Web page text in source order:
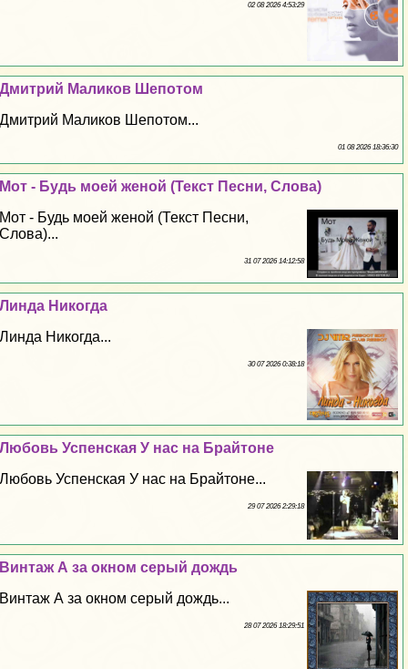
02 08 2026 4:53:29
Дмитрий Маликов Шепотом
Дмитрий Маликов Шепотом...
01 08 2026 18:36:30
Мот - Будь моей женой (Текст Песни, Слова)
Мот - Будь моей женой (Текст Песни,
Слова)...
31 07 2026 14:12:58
Линда Никогда
Линда Никогда...
30 07 2026 0:38:18
Любовь Успенская У нас на Брайтоне
Любовь Успенская У нас на Брайтоне...
29 07 2026 2:29:18
Винтаж А за окном серый дождь
Винтаж А за окном серый дождь...
28 07 2026 18:29:51